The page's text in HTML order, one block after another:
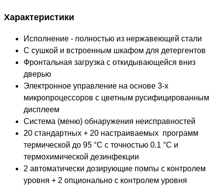
Характеристики
Исполнение - полностью из нержавеющей стали
С сушкой и встроенным шкафом для детергентов
Фронтальная загрузка с откидывающейся вниз
дверью
Электронное управление на основе 3-х
микропроцессоров с цветным русифицированным
дисплеем
Система (меню) обнаружения неисправностей
20 стандартных + 20 настраиваемых программ
термической до 95 °С с точностью 0.1 °С и
термохимической дезинфекции
2 автоматически дозирующие помпы с контролем
уровня + 2 опционально с контролем уровня